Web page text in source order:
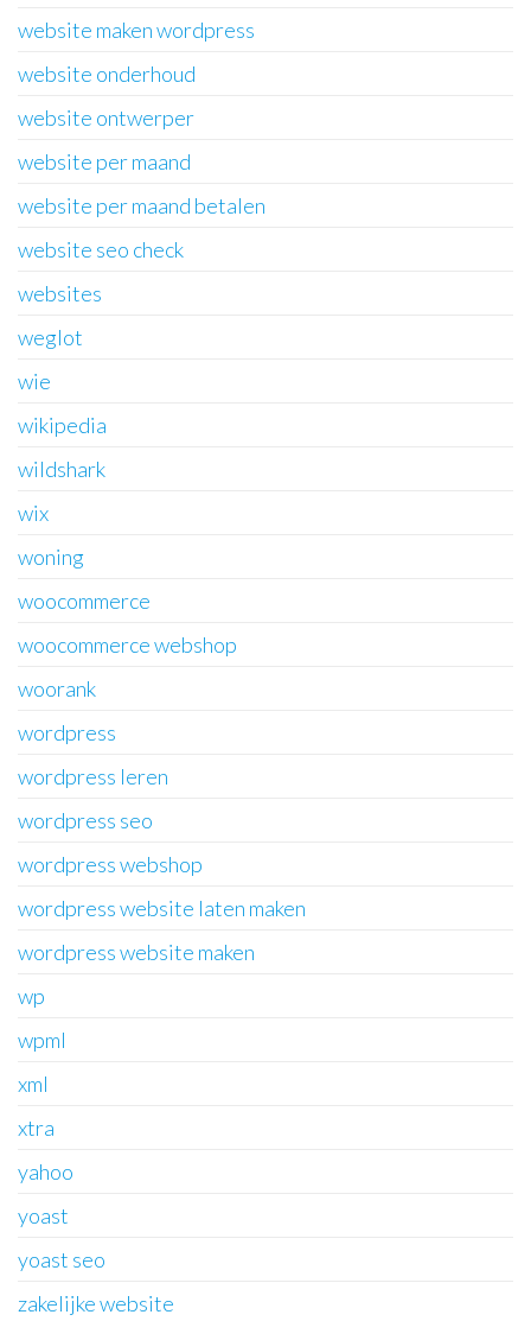
website maken wordpress
website onderhoud
website ontwerper
website per maand
website per maand betalen
website seo check
websites
weglot
wie
wikipedia
wildshark
wix
woning
woocommerce
woocommerce webshop
woorank
wordpress
wordpress leren
wordpress seo
wordpress webshop
wordpress website laten maken
wordpress website maken
wp
wpml
xml
xtra
yahoo
yoast
yoast seo
zakelijke website